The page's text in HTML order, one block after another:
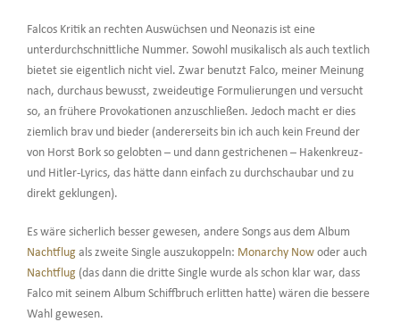
Falcos Kritik an rechten Auswüchsen und Neonazis ist eine
unterdurchschnittliche Nummer. Sowohl musikalisch als auch textlich
bietet sie eigentlich nicht viel. Zwar benutzt Falco, meiner Meinung
nach, durchaus bewusst, zweideutige Formulierungen und versucht
so, an frühere Provokationen anzuschließen. Jedoch macht er dies
ziemlich brav und bieder (andererseits bin ich auch kein Freund der
von Horst Bork so gelobten – und dann gestrichenen – Hakenkreuz-
und Hitler-Lyrics, das hätte dann einfach zu durchschaubar und zu
direkt geklungen).
Es wäre sicherlich besser gewesen, andere Songs aus dem Album
Nachtflugals zweite Single auszukoppeln: Monarchy Nowoder auch
Nachtflug(das dann die dritte Single wurde als schon klar war, dass
Falco mit seinem Album Schiffbruch erlitten hatte) wären die bessere
Wahl gewesen.